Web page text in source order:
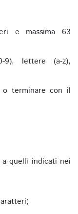
e massima 63
9), lettere (a-z),
o terminare con il
quelli indicati nei